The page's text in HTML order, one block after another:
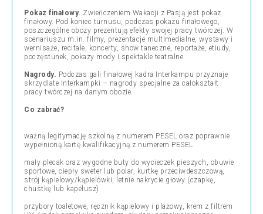
Pokaz finałowy. Zwieńczeniem Wakacji z Pasją jest pokaz
finałowy. Pod koniec turnusu, podczas pokazu finałowego,
poszczególne obozy prezentują efekty swojej pracy twórczej. W
scenariuszu m.in. filmy, prezentacje multimedialne, wystawy i
wernisaże, recitale, koncerty, show taneczne, reportaże, etiudy,
poczęstunek, pokazy mody i spektakle teatralne.
Nagrody. Podczas gali finałowej kadra Interkampu przyznaje
skrzydlate Interkampki – nagrody specjalne za całokształt
pracy twórczej na danym obozie.
Co zabrać?
ważną legitymację szkolną z numerem PESEL oraz poprawnie
wypełnioną kartę kwalifikacyjną z numerem PESEL
mały plecak oraz wygodne buty do wycieczek pieszych, obuwie
sportowe, ciepły sweter lub polar, kurtkę przeciwdeszczową,
strój kąpielowy/kąpielówki, letnie nakrycie głowy (czapkę,
chustkę lub kapelusz)
przybory toaletowe, ręcznik kąpielowy i plażowy, krem z filtrem